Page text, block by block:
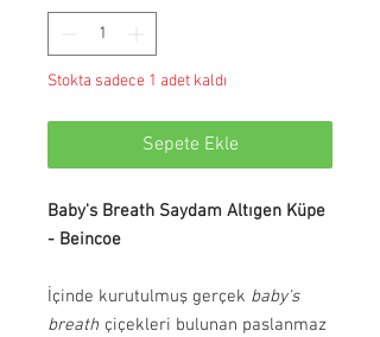
Stokta sadece 1 adet kaldı
Sepete Ekle
Baby's Breath Saydam Altıgen Küpe
- Beincoe
İçinde kurutulmuş gerçek baby's
breath çiçekleri bulunan paslanmaz